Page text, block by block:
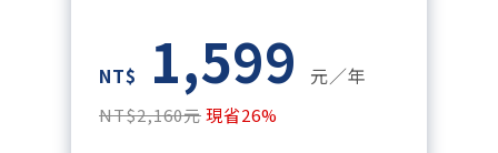
訂閱到期自動扣款。
每月下載編輯整理精華知識包。
訂閱專屬電子報：國際、金融、
科技趨勢報。
NT$ 1,599 元／年
NT$2,160元現省26%